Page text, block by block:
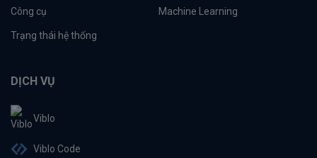
Công cụ Machine Learning
Trạng thái hệ thống
DỊCH VỤ
Viblo
Viblo Code